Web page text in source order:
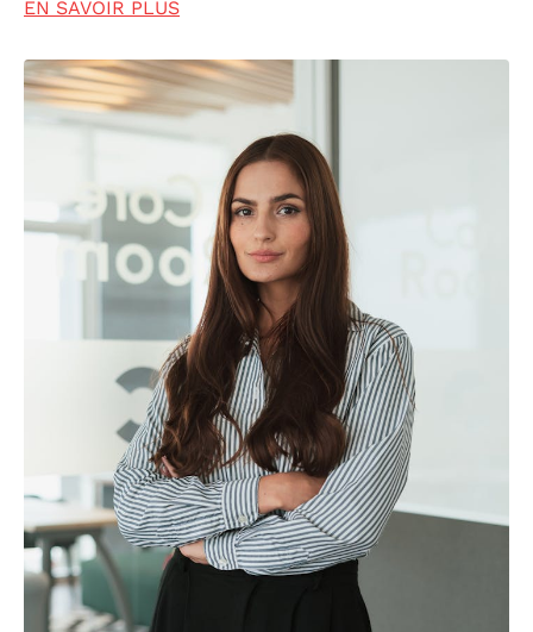
EN SAVOIR PLUS